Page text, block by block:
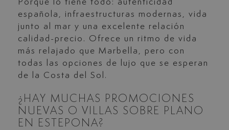
Porque lo tiene todo: autenticidad
española, infraestructuras modernas, vida
junto al mar y una excelente relación
calidad-precio. Ofrece un ritmo de vida
más relajado que Marbella, pero con
todas las opciones de lujo que se esperan
de la Costa del Sol.
¿HAY MUCHAS PROMOCIONES
NUEVAS O VILLAS SOBRE PLANO
EN ESTEPONA?